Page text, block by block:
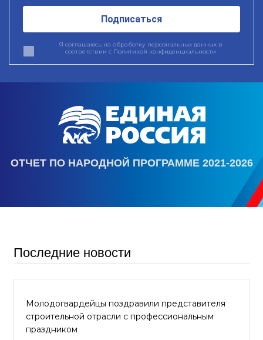
Подписаться
Я соглашаюсь на обработку персональных данных в
соответствии с Политикой конфиденциальности
ОТЧЕТ ПО НАРОДНОЙ ПРОГРАММЕ 2021-2026
Последние новости
Молодогвардейцы поздравили представителя
строительной отрасли с профессиональным
праздником